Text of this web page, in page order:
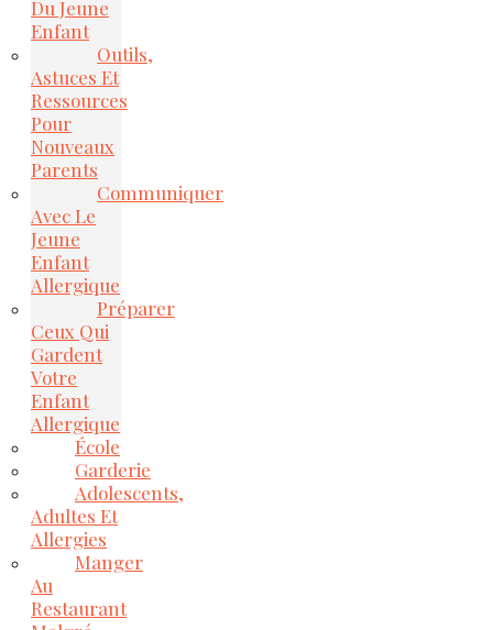
Du Jeune
Enfant
Outils,
Astuces Et
Ressources
Pour
Nouveaux
Parents
Communiquer
Avec Le
Jeune
Enfant
Allergique
Préparer
Ceux Qui
Gardent
Votre
Enfant
Allergique
École
Garderie
Adolescents,
Adultes Et
Allergies
Manger
Au
Restaurant